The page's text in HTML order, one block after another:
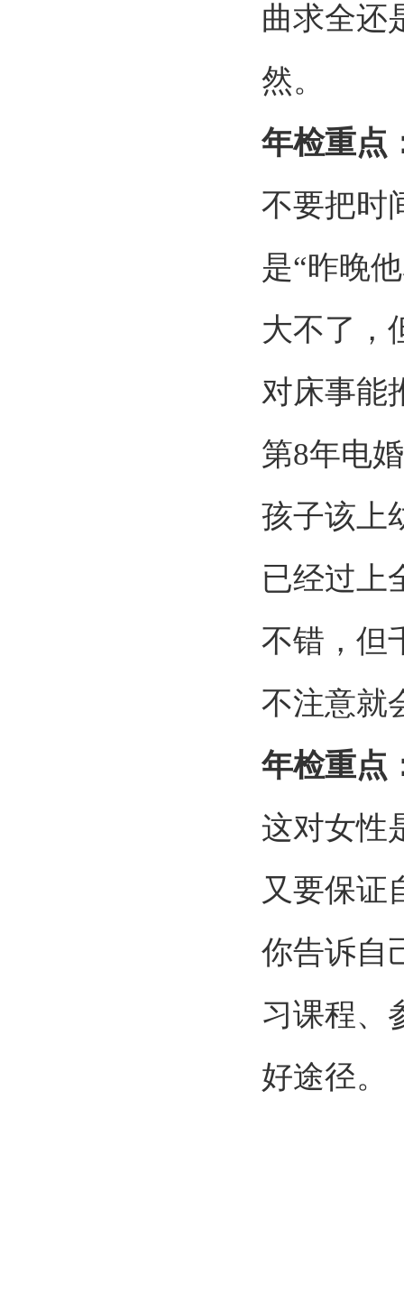
曲求全还
然。
年检重点
不要把时
是“昨晚
大不了，
对床事能
第8年电婚
孩子该上
已经过上
不错，但
不注意就
年检重点
这对女性
又要保证
你告诉自
习课程、
好途径。